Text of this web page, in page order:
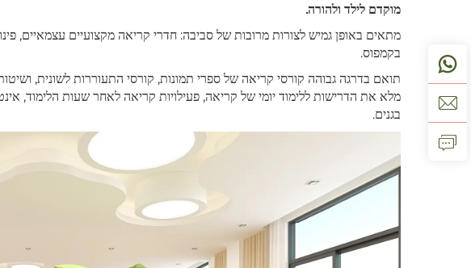
מוקדם לילד ולהורה.
מתאים באופן גמיש לצורות מרובות של סביבה: חדרי קריאה מקצועיים עצמאיים,
בקמפוס.
תואם בדרגה גבוהה קורסי קריאה של ספרי תמונות, קורסי התעוררות לשונית,
מלא את הדרישות ללימוד יומי של קריאה, פעילויות קריאה לאחר שעות הלימוד,
בגנים.